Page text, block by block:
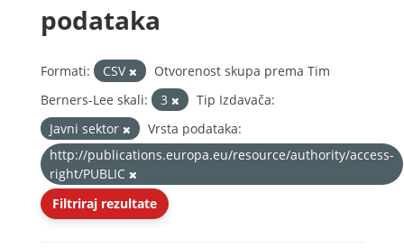
podataka
Formati: CSV
Otvorenost skupa prema Tim
Berners-Lee skali:
3
Tip Izdavača:
Javni sektor
Vrsta podataka:
http://publications.europa.eu/resource/authority/access-
right/PUBLIC
Filtriraj rezultate